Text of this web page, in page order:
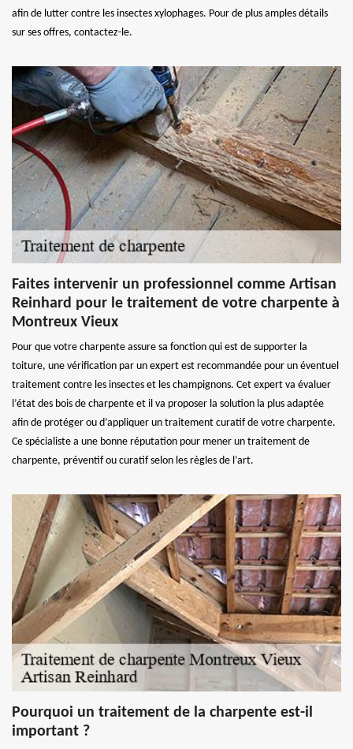
afin de lutter contre les insectes xylophages. Pour de plus amples détails
sur ses offres, contactez-le.
Faites intervenir un professionnel comme Artisan
Reinhard pour le traitement de votre charpente à
Montreux Vieux
Pour que votre charpente assure sa fonction qui est de supporter la
toiture, une vérification par un expert est recommandée pour un éventuel
traitement contre les insectes et les champignons. Cet expert va évaluer
l’état des bois de charpente et il va proposer la solution la plus adaptée
afin de protéger ou d’appliquer un traitement curatif de votre charpente.
Ce spécialiste a une bonne réputation pour mener un traitement de
charpente, préventif ou curatif selon les règles de l’art.
Pourquoi un traitement de la charpente est-il
important ?